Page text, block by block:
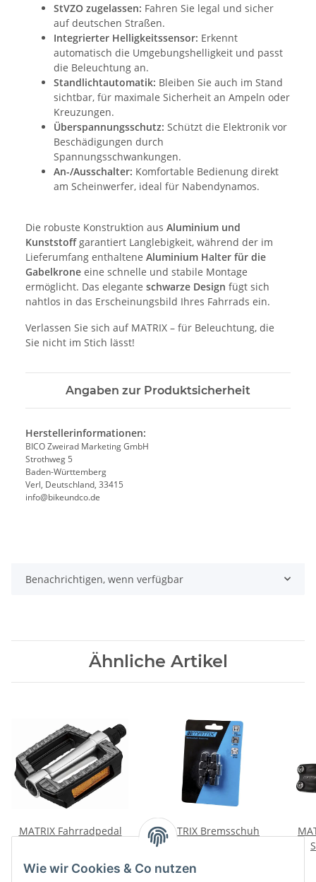
Wie wir Cookies & Co nutzen
StVZO zugelassen: Fahren Sie legal und sicher
auf deutschen Straßen.
Integrierter Helligkeitssensor: Erkennt
automatisch die Umgebungshelligkeit und passt
die Beleuchtung an.
Standlichtautomatik: Bleiben Sie auch im Stand
sichtbar, für maximale Sicherheit an Ampeln oder
Kreuzungen.
Überspannungsschutz: Schützt die Elektronik vor
Beschädigungen durch
Spannungsschwankungen.
An-/Ausschalter: Komfortable Bedienung direkt
am Scheinwerfer, ideal für Nabendynamos.
Die robuste Konstruktion aus Aluminium und
Kunststoffgarantiert Langlebigkeit, während der im
Lieferumfang enthaltene Aluminium Halter für die
Gabelkrone eine schnelle und stabile Montage
ermöglicht. Das elegante schwarze Design fügt sich
nahtlos in das Erscheinungsbild Ihres Fahrrads ein.
Verlassen Sie sich auf MATRIX – für Beleuchtung, die
Sie nicht im Stich lässt!
Angaben zur Produktsicherheit
Herstellerinformationen:
BICO Zweirad Marketing GmbH
Strothweg 5
Baden-Württemberg
Verl, Deutschland, 33415
info@bikeundco.de
Benachrichtigen, wenn verfügbar
Ähnliche Artikel
MATRIX Fahrradpedal
Comfort 9/16"
kugelgelagert
10,88 €
MATRIX Bremsschuh
Magura hydraulisch
Paar MTB/Trekking